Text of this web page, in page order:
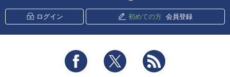
ログイン 初めての方 会員登録
Facebook Twitter